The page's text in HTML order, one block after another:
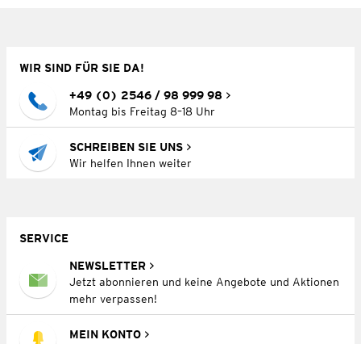
WIR SIND FÜR SIE DA!
+49 (0) 2546 / 98 999 98
Montag bis Freitag 8–18 Uhr
SCHREIBEN SIE UNS
Wir helfen Ihnen weiter
SERVICE
NEWSLETTER
Jetzt abonnieren und keine Angebote und Aktionen
mehr verpassen!
MEIN KONTO